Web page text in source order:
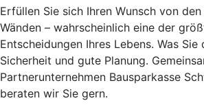
Erfüllen Sie sich Ihren Wunsch von
Wänden – wahrscheinlich eine der
Entscheidungen Ihres Lebens. Was
Sicherheit und gute Planung.
Partnerunternehmen Bausparkasse
beraten wir Sie gern.